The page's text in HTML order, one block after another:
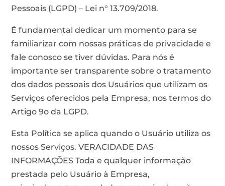
Pessoais (LGPD) – Lei n° 13.709/2018.
É fundamental dedicar um momento para se
familiarizar com nossas práticas de privacidade e
fale conosco se tiver dúvidas. Para nós é
importante ser transparente sobre o tratamento
dos dados pessoais dos Usuários que utilizam os
Serviços oferecidos pela Empresa, nos termos do
Artigo 9o da LGPD.
Esta Política se aplica quando o Usuário utiliza os
nossos Serviços. VERACIDADE DAS
INFORMAÇÕES Toda e qualquer informação
prestada pelo Usuário à Empresa,